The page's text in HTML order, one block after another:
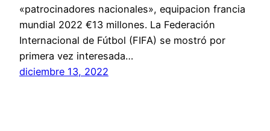
«patrocinadores nacionales», equipacion francia
mundial 2022 €13 millones. La Federación
Internacional de Fútbol (FIFA) se mostró por
primera vez interesada…
diciembre 13, 2022